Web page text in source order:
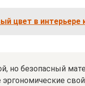
цвет в интерьере
но безопасный